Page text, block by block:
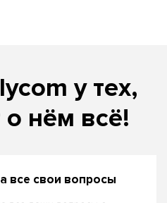
у тех,
о нём всё!
все свои вопросы